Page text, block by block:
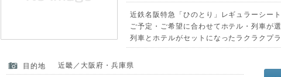
近鉄名阪特急「ひのとり」レギュラーシー
ご予定・ご希望に合わせてホテル・列車が
列車とホテルがセットになったラクラクプ
目的地 近畿／大阪府・兵庫県